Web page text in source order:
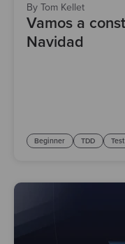
By Tom Kellet
Vamos a
Navidad
Beginner TDD